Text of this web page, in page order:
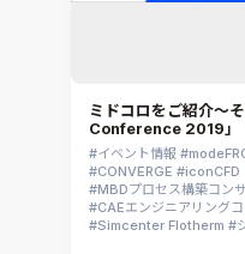
ミドコロをご紹介～
Conference 2019」
イベント情報
CONVERGE
iconCFD
MBDプロセス構築コン
CAEエンジニアリング
Simcenter Flotherm